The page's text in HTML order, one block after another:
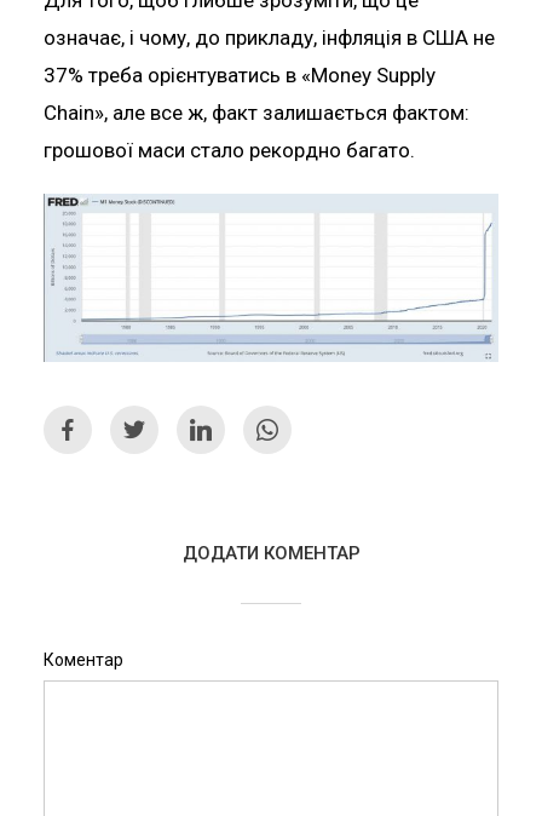
означає, і чому, до прикладу, інфляція в США не
37% треба орієнтуватись в «Money Supply
Chain», але все ж, факт залишається фактом:
грошової маси стало рекордно багато.
ДОДАТИ КОМЕНТАР
Коментар